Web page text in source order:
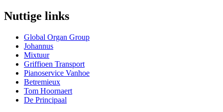
Nuttige links
Global Organ Group
Johannus
Mixtuur
Griffioen Transport
Pianoservice Vanhoe
Betremieux
Tom Hoornaert
De Principaal